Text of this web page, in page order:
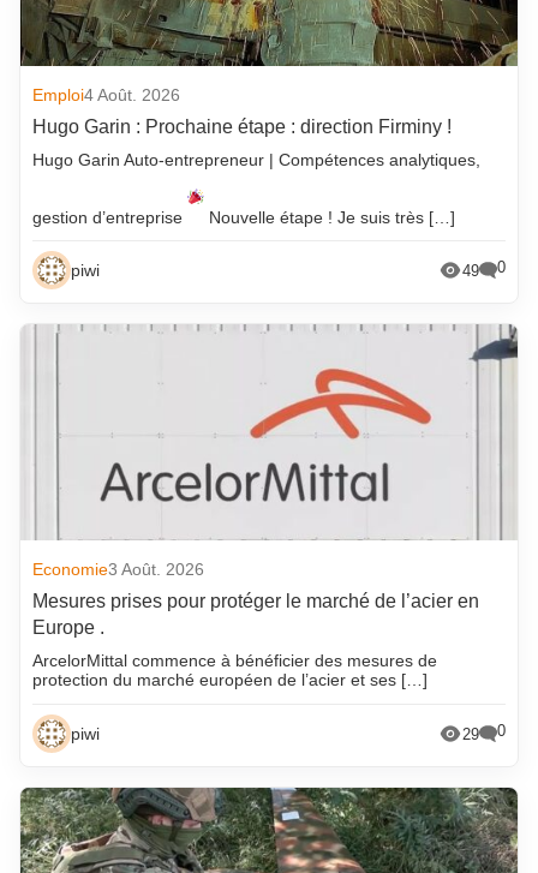
Emploi4 Août. 2026
Hugo Garin : Prochaine étape : direction Firminy !
Hugo Garin Auto-entrepreneur | Compétences analytiques,
gestion d’entreprise Nouvelle étape ! Je suis très […]
piwi 49 0
Economie3 Août. 2026
Mesures prises pour protéger le marché de l’acier en
Europe .
ArcelorMittal commence à bénéficier des mesures de
protection du marché européen de l’acier et ses […]
piwi 29 0